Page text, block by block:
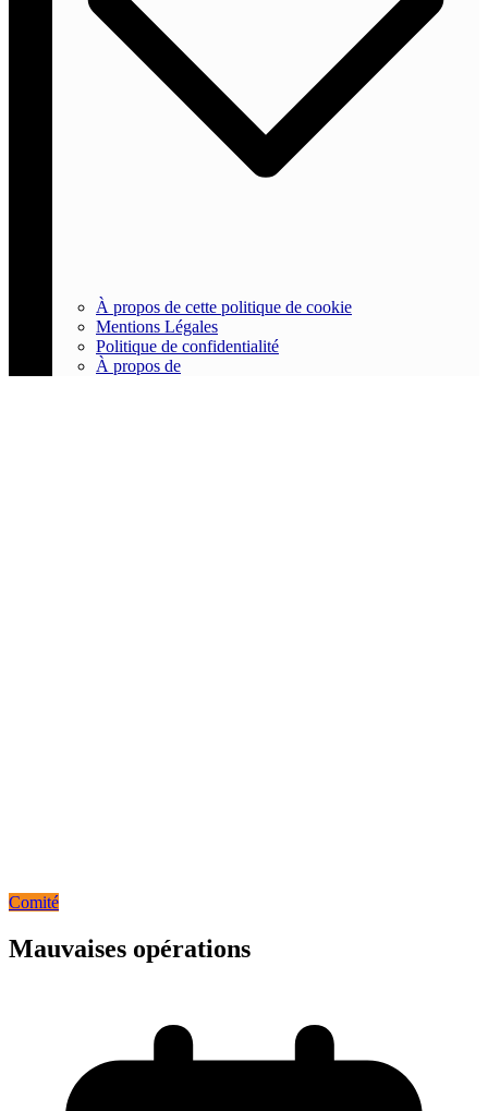
À propos de cette politique de cookie
Mentions Légales
Politique de confidentialité
À propos de
Comité
Mauvaises opérations